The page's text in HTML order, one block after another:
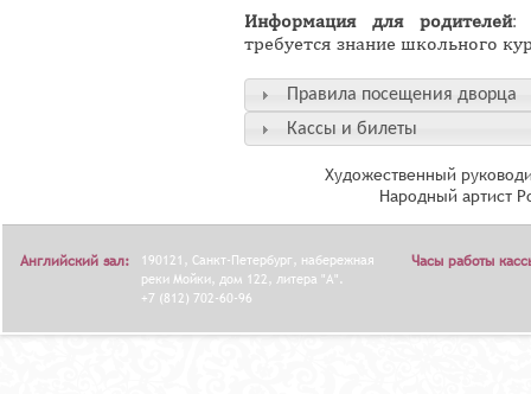
Информация для родителей:
требуется знание школьного
Правила посещения дворца
Кассы и билеты
Художественный
Народный артист
Английский зал:
190121, Санкт-Петербург, набережная
реки Мойки, дом 122, литера "А".
+7 (812) 702-60-96
Часы работы